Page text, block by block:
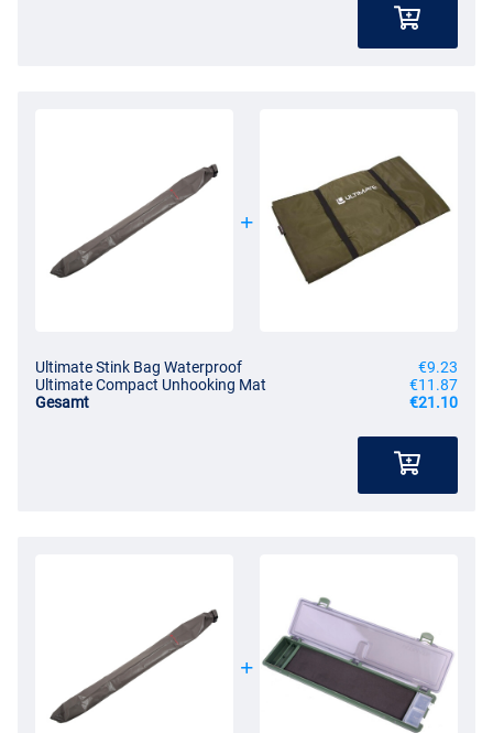
Ultimate Stink Bag Waterproof
€9.23
Ultimate Compact Unhooking Mat
€11.87
Gesamt
€21.10